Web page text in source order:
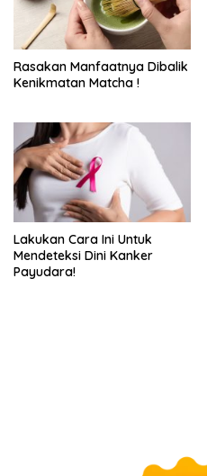
Rasakan Manfaatnya Dibalik
Kenikmatan Matcha !
Lakukan Cara Ini Untuk
Mendeteksi Dini Kanker
Payudara!